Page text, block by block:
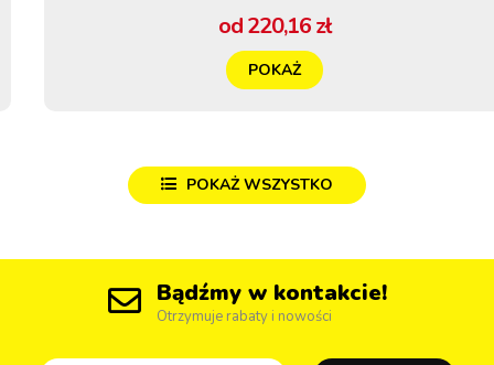
od 220,16 zł
POKAŻ
POKAŻ WSZYSTKO
Bądźmy w kontakcie!
Otrzymuje rabaty i nowości